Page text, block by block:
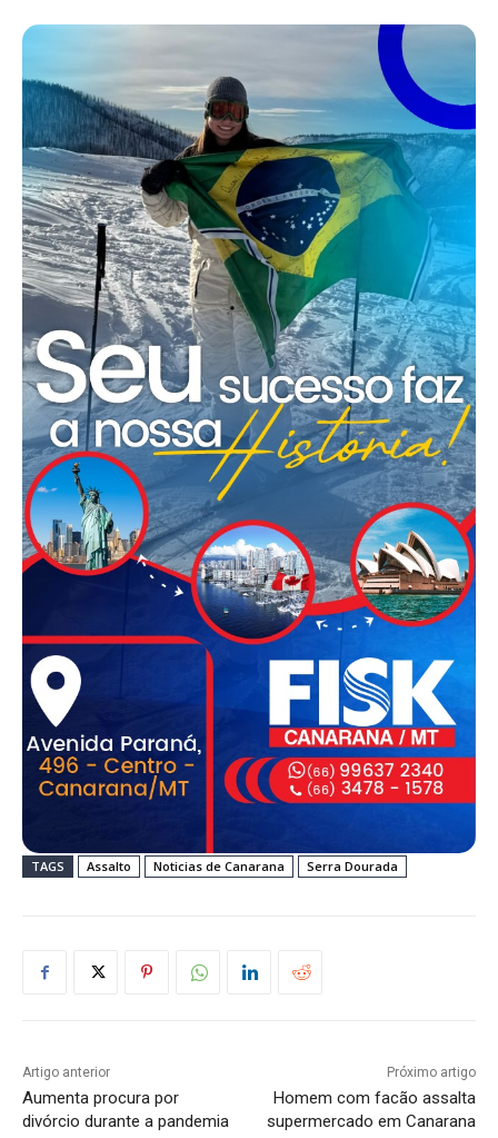
TAGS Assalto Noticias de Canarana Serra Dourada
Artigo anterior
Aumenta procura por
divórcio durante a pandemia
Próximo artigo
Homem com facão assalta
supermercado em Canarana